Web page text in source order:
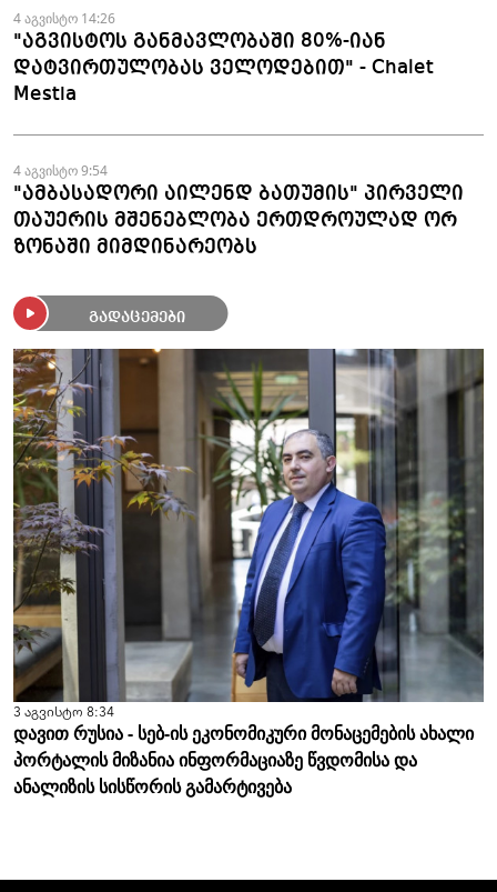
4 აგვისტო 14:26
"აგვისტოს განმავლობაში 80%-იან
დატვირთულობას ველოდებით" - Chalet
Mestia
4 აგვისტო 9:54
"ამბასადორი აილენდ ბათუმის" პირველი
თაუერის მშენებლობა ერთდროულად ორ
ზონაში მიმდინარეობს
გადაცემები
3 აგვისტო 8:34
დავით რუსია - სებ-ის ეკონომიკური მონაცემების ახალი
პორტალის მიზანია ინფორმაციაზე წვდომისა და
ანალიზის სისწორის გამარტივება